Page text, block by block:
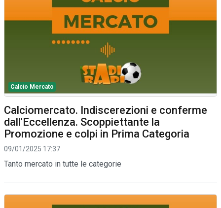
Calcio Mercato
Calciomercato. Indiscerezioni e conferme
dall'Eccellenza. Scoppiettante la
Promozione e colpi in Prima Categoria
09/01/2025 17:37
Tanto mercato in tutte le categorie